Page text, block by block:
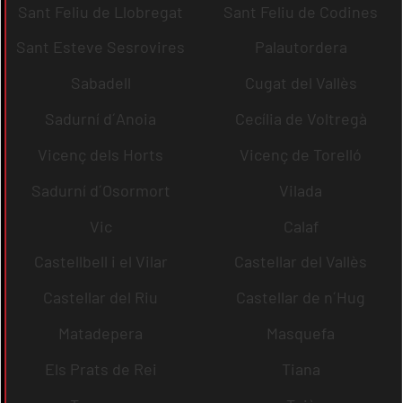
Sant Feliu de Llobregat
Sant Feliu de Codines
Sant Esteve Sesrovires
Palautordera
Sabadell
Cugat del Vallès
Sadurní d´Anoia
Cecília de Voltregà
Vicenç dels Horts
Vicenç de Torelló
Sadurní d´Osormort
Vilada
Vic
Calaf
Castellbell i el Vilar
Castellar del Vallès
Castellar del Riu
Castellar de n´Hug
Matadepera
Masquefa
Els Prats de Rei
Tiana